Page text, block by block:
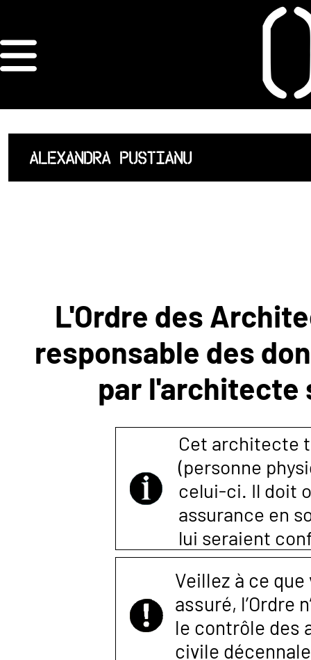
ORDRE DES
ARCHITECTES
ACCUEIL
LISTE DES
NOUS
CONTACTER
ALEXANDRA PUSTIANU
L'Ordre des
responsable des
par l'architecte
Cet architecte
(personne
celui-ci. Il doit
assurance en
lui seraient
Veillez à ce
assuré, l’Ordre
le contrôle des
civile